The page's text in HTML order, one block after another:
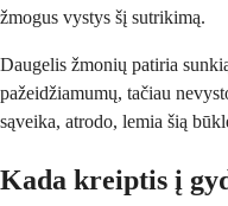
žmogus vystys šį sutrikimą.
Daugelis žmonių patiria
pažeidžiamumų, tačiau
sąveika, atrodo, lemia šią
Kada kreiptis į